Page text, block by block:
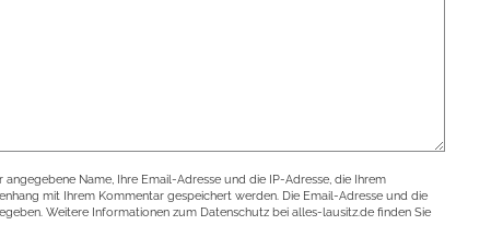
Name, Ihre Email-Adresse und die IP-Adresse, die Ihrem
mit Ihrem Kommentar gespeichert werden. Die Email-Adresse und die
Weitere Informationen zum Datenschutz bei alles-lausitz.de finden Sie